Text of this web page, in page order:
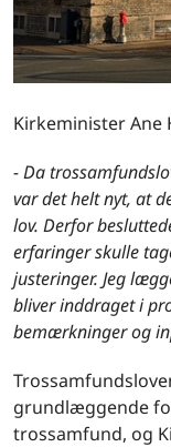
Kirkeminister Ane
- Da
var det helt nyt, at
lov. Derfor
erfaringer skulle
justeringer. Jeg
bliver inddraget i
bemærkninger og
grundlæggende
trossamfund, og